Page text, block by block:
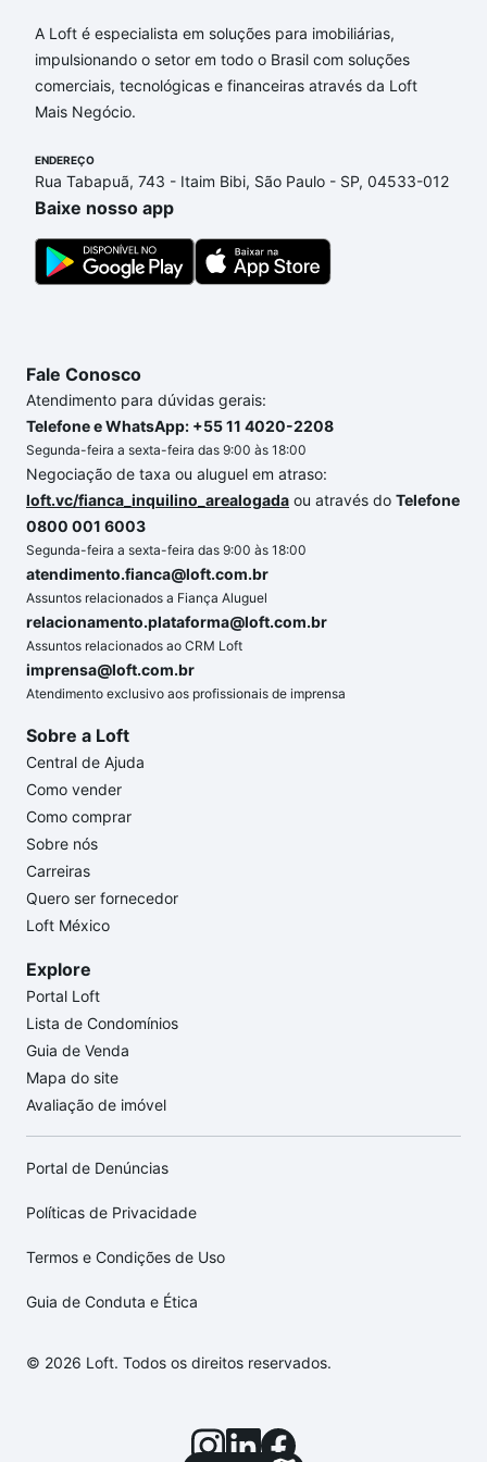
Aeroporto, Campinas, SP que custam a partir de R$
0 e com nossas opções de financiamento imobiliário
as parcelas podem se adequar ao seu orçamento.
Se ainda tem alguma dúvida dos custos envolvidos
quanto custa comprar um apartamento
a gente para comprar o imóvel dos seus sonhos
com segurança e conforto. Loft, com você até as
chaves.
A Loft é especialista em soluções para imobiliárias,
impulsionando o setor em todo o Brasil com soluções
comerciais, tecnológicas e financeiras através da Loft
Mais Negócio.
ENDEREÇO
Rua Tabapuã, 743 - Itaim Bibi, São Paulo - SP, 04533-012
Baixe nosso app
Fale Conosco
Atendimento para dúvidas gerais:
Telefone e WhatsApp: +55 11 4020-2208
Segunda-feira a sexta-feira das 9:00 às 18:00
Negociação de taxa ou aluguel em atraso:
loft.vc/fianca_inquilino_arealogada ou através do Telefone
0800 001 6003
Segunda-feira a sexta-feira das 9:00 às 18:00
atendimento.fianca@loft.com.br
Assuntos relacionados a Fiança Aluguel
relacionamento.plataforma@loft.com.br
Assuntos relacionados ao CRM Loft
imprensa@loft.com.br
Atendimento exclusivo aos profissionais de imprensa
Sobre a Loft
Central de Ajuda
Como vender
Como comprar
Sobre nós
Carreiras
Quero ser fornecedor
Loft México
Explore
Portal Loft
Lista de Condomínios
Guia de Venda
Mapa do site
Avaliação de imóvel
Portal de Denúncias
Políticas de Privacidade
Termos e Condições de Uso
Guia de Conduta e Ética
© 2026 Loft. Todos os direitos reservados.